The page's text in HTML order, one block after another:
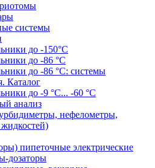
системы
до -150°С
до -86 °C
до -86 °C: системы
Каталог
до -9 °C... -60 °C
анализ
нефелометры,
пипеточные электрические
дозаторы